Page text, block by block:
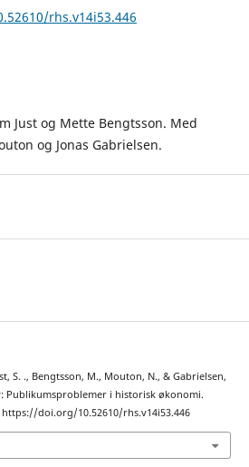
rhs.v14i53.446
Just og Mette Bengtsson. Med
og Jonas Gabrielsen.
S. ., Bengtsson, M., Mouton, N., & Gabrielsen,
Publikumsproblemer i historisk økonomi.
https://doi.org/10.52610/rhs.v14i53.446